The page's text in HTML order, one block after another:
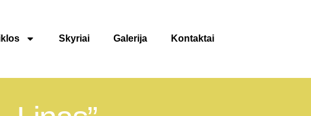
Skyriai Galerija Kontaktai